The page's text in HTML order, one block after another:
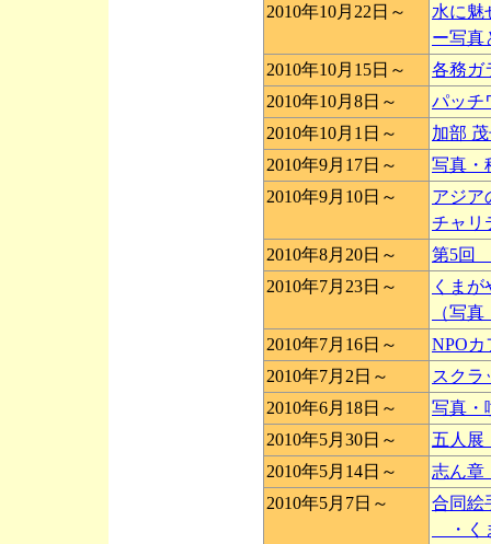
2010年10月22日～
水に
ー写真
2010年10月15日～
各務
2010年10月8日～
パッチ
2010年10月1日～
加部
2010年9月17日～
写真・
2010年9月10日～
アジア
チャ
2010年8月20日～
第5回
2010年7月23日～
くま
（写
2010年7月16日～
NPOカ
2010年7月2日～
スクラ
2010年6月18日～
写真
2010年5月30日～
五人
2010年5月14日～
志ん
2010年5月7日～
合同絵
・く